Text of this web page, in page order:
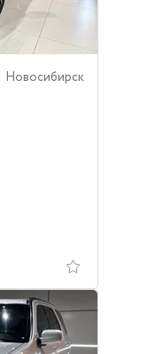
Новосибирск